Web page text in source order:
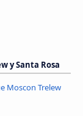
y Santa Rosa
Moscon Trelew